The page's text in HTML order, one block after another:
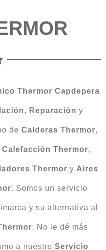
Thermor Capdepera
, Reparación y
de Calderas Thermor,
Calefacción Thermor,
Thermor y Aires
. Somos un servicio
y su alternativa al
. No le dé más
a nuestro Servicio